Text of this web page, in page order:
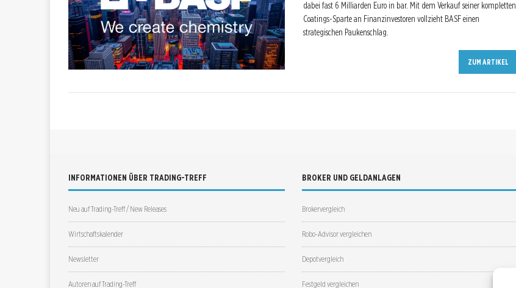
dabei fast 6 Milliarden Euro in bar. Mit dem Verkauf seiner kompletten
Coatings-Sparte an Finanzinvestoren vollzieht BASF einen
strategischen Paukenschlag.
ZUM ARTIKEL
INFORMATIONEN ÜBER TRADING-TREFF
Neu auf Trading-Treff / New Releases
Wirtschaftskalender
Newsletter
Autoren auf Trading-Treff
BROKER UND GELDANLAGEN
Brokervergleich
Robo-Advisor vergleichen
Depotvergleich
Festgeld vergleichen